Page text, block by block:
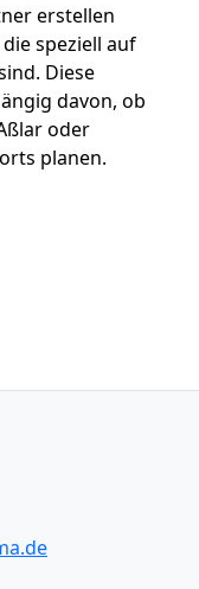
erstellen
speziell auf
Diese
davon, ob
oder
planen.